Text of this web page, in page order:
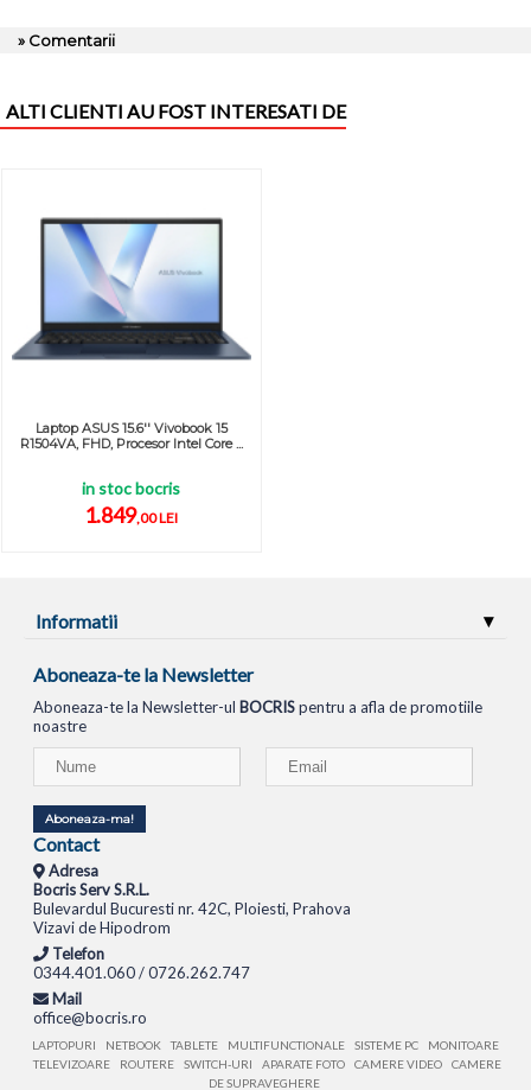
» Comentarii
ALTI CLIENTI AU FOST INTERESATI DE
Laptop ASUS 15.6'' Vivobook 15
R1504VA, FHD, Procesor Intel Core ...
in stoc bocris
1.849,00 LEI
Informatii
Aboneaza-te la Newsletter
Aboneaza-te la Newsletter-ul BOCRISpentru a afla de promotiile
noastre
Aboneaza-ma!
Contact
Adresa
Bocris Serv S.R.L.
Bulevardul Bucuresti nr. 42C, Ploiesti, Prahova
Vizavi de Hipodrom
Telefon
0344.401.060 / 0726.262.747
Mail
office@bocris.ro
LAPTOPURI NETBOOK TABLETE MULTIFUNCTIONALE SISTEME PC
MONITOARE
TELEVIZOARE
ROUTERE SWITCH-URI APARATE FOTO CAMERE VIDEO
CAMERE
DE SUPRAVEGHERE